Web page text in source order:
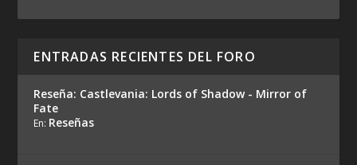
ENTRADAS RECIENTES DEL FORO
Reseña: Castlevania: Lords of Shadow - Mirror of
Fate
En: Reseñas